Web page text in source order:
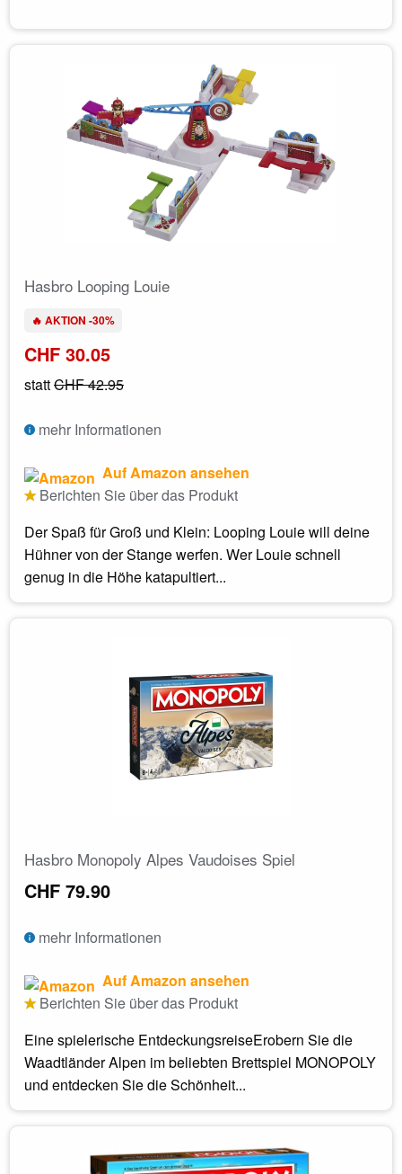
Hasbro Looping Louie
🔥 AKTION -30%
CHF 30.05
stattCHF 42.95
mehr Informationen
Auf Amazon ansehen
Berichten Sie über das Produkt
Der Spaß für Groß und Klein: Looping Louie will deine
Hühner von der Stange werfen. Wer Louie schnell
genug in die Höhe katapultiert...
Hasbro Monopoly Alpes Vaudoises Spiel
CHF 79.90
mehr Informationen
Auf Amazon ansehen
Berichten Sie über das Produkt
Eine spielerische EntdeckungsreiseErobern Sie die
Waadtländer Alpen im beliebten Brettspiel MONOPOLY
und entdecken Sie die Schönheit...